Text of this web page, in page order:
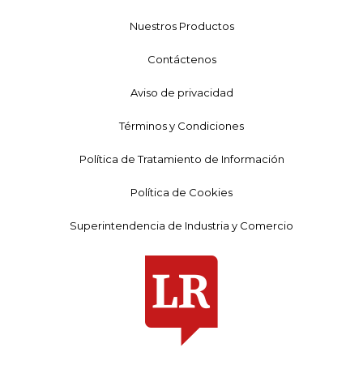
Nuestros Productos
Contáctenos
Aviso de privacidad
Términos y Condiciones
Política de Tratamiento de Información
Política de Cookies
Superintendencia de Industria y Comercio